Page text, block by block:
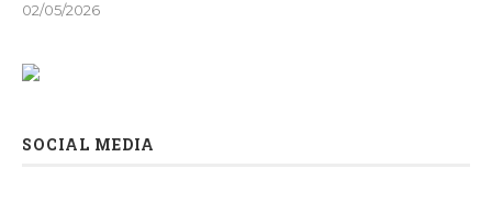
02/05/2026
SOCIAL MEDIA